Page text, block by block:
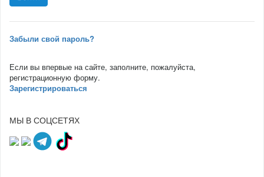
Забыли свой пароль?
Если вы впервые на сайте, заполните, пожалуйста,
регистрационную форму.
Зарегистрироваться
МЫ В СОЦСЕТЯХ